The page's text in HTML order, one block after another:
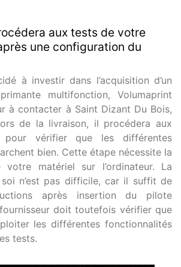
aux tests de votre
une configuration du
à investir dans l’acquisition d’un
multifonction, Volumaprint
à contacter à Saint Dizant Du Bois,
de la livraison, il procédera aux
pour vérifier que les différentes
bien. Cette étape nécessite la
votre matériel sur l’ordinateur. La
n’est pas difficile, car il suffit de
après insertion du pilote
doit toutefois vérifier que
les différentes fonctionnalités
tests.